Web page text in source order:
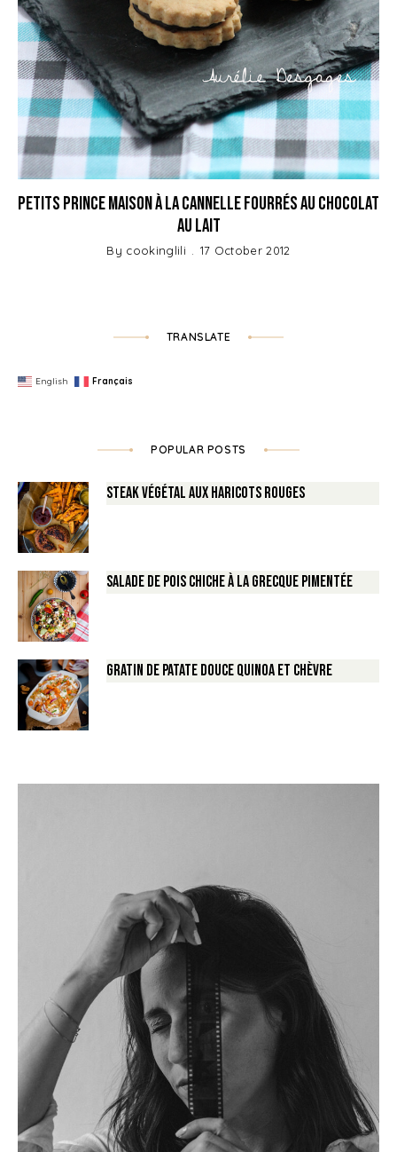
Petits Prince Maison à la Cannelle fourrés au Chocolat
au Lait
By cookinglili 17 October 2012
TRANSLATE
English Français
POPULAR POSTS
Steak végétal aux haricots rouges
Salade de Pois chiche à la Grecque pimentée
Gratin de Patate douce Quinoa et Chèvre